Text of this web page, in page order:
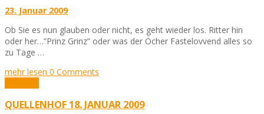
23. Januar 2009
Ob Sie es nun glauben oder nicht, es geht wieder los. Ritter hin
oder her…”Prinz Grinz” oder was der Öcher Fastelovvend alles so
zu Tage …
mehr lesen 0 Comments
QUELLENHOF 18. JANUAR 2009